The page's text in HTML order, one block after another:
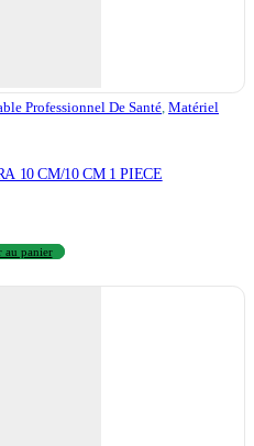
Professionnel De Santé Matériel
10 CM/10 CM 1 PIECE
au panier